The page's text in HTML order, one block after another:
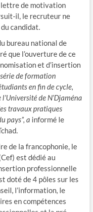
lettre de motivation
il, le recruteur ne
candidat.
bureau national de
que l’ouverture de ce
et d’insertion
série de formation
en fin de cycle,
de N’Djaména
travaux pratiques
pays”, a informé le
de la francophonie, le
est dédié au
professionnelle
doté de 4 pôles sur les
l’information, le
en compétences